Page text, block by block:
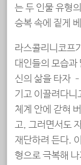
는 두 인물 유형
승복 속에 짙게
라스콜리니코프
대인들의 모습과
신의 삶을 타자
기고 이끌려다
체계 안에 갇혀
고, 그러면서도
재단하려 든다.
형으로 극복해